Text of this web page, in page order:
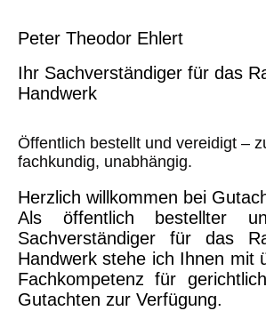
Peter Theodor Ehlert
Ihr Sachverständiger für das
Handwerk
Öffentlich bestellt und vereidigt –
fachkundig, unabhängig.
Herzlich willkommen bei
Als öffentlich bestellter
Sachverständiger für das
Handwerk stehe ich Ihnen mit
Fachkompetenz für
Gutachten zur Verfügung.